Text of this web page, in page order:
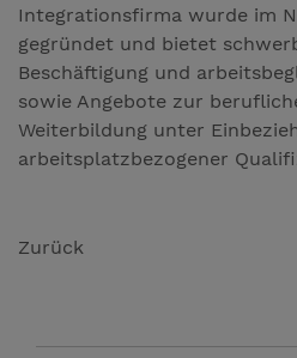
Integrationsfirma wurde im
gegründet und bietet
Beschäftigung und
sowie Angebote zur
Weiterbildung unter
arbeitsplatzbezogener
Zurück